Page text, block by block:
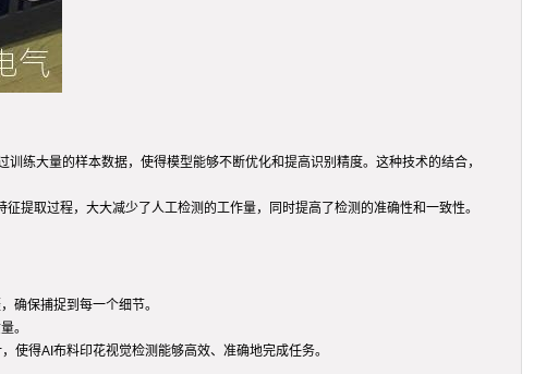
练大量的样本数据，使得模型能够不断优化和提高识别精度。这种技术的结合，
提取过程，大大减少了人工检测的工作量，同时提高了检测的准确性和一致性。
确保捕捉到每一个细节。
。
得AI布料印花视觉检测能够高效、准确地完成任务。